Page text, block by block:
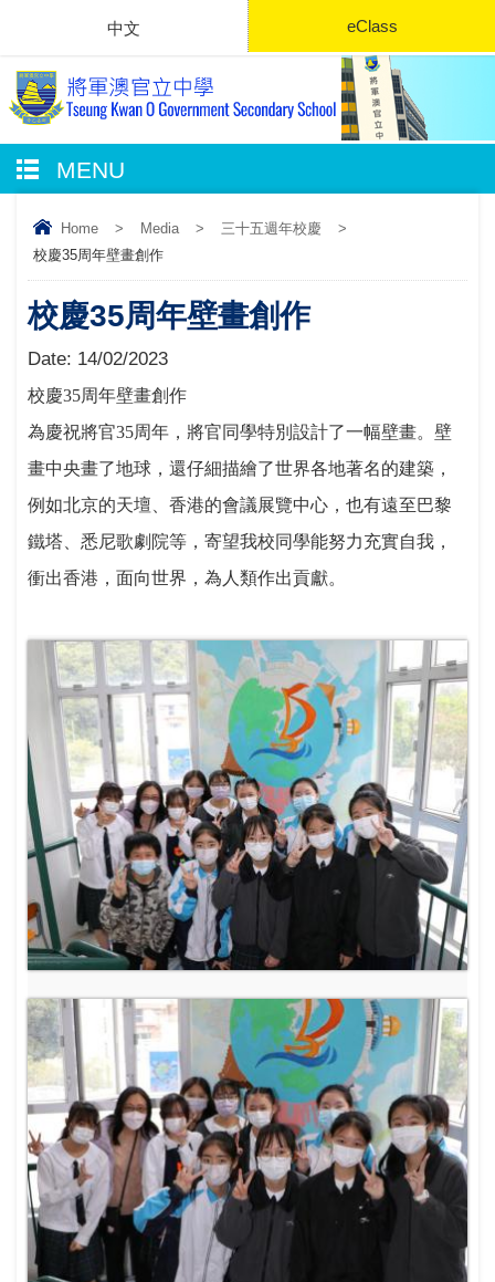
中文 eClass
MENU
Home > Media > 三十五週年校慶
>
校慶35周年壁畫創作
校慶35周年壁畫創作
Date: 14/02/2023
校慶35周年壁畫創作
為慶祝將官35周年，將官同學特別設計了一幅壁畫。壁
畫中央畫了地球，還仔細描繪了世界各地著名的建築，
例如北京的天壇、香港的會議展覽中心，也有遠至巴黎
鐵塔、悉尼歌劇院等，寄望我校同學能努力充實自我，
衝出香港，面向世界，為人類作出貢獻。